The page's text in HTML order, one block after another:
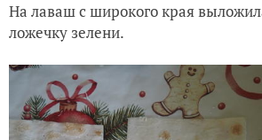
На лаваш с широкого края
ложечку зелени.